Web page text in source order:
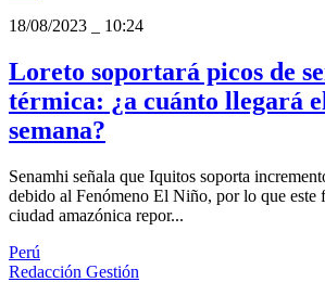
18/08/2023
10:24
Loreto soportará picos de
térmica: ¿a cuánto llegará
semana?
Senamhi señala que Iquitos soporta
debido al Fenómeno El Niño, por lo que este
ciudad amazónica repor...
Perú
Redacción Gestión